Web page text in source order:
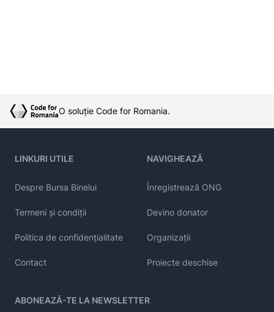
O soluție Code for Romania.
LINKURI UTILE
Despre Bursa Binelui
Termeni și condiții
Politica de confidențialitate
Contact
NAVIGHEAZĂ
Înregistrează ONG
Devino donator
Organizații
Proiecte deschise
ABONEAZĂ-TE LA NEWSLETTER